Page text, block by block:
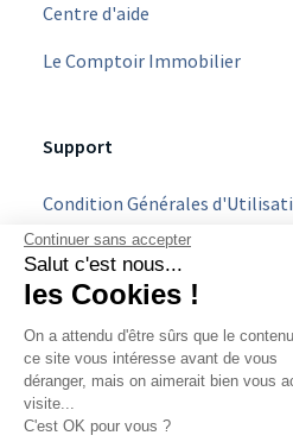
Continuer sans accepter
Salut c'est nous...
les Cookies !
On a attendu d'être sûrs que le
ce site vous intéresse avant de vous
déranger, mais on aimerait bien vous
visite...
C'est OK pour vous ?
Centre d'aide
Le Comptoir Immobilier
Support
Condition Générales
Mentions légales
Politique Vie Privée
C.G.U Parrainage
Devenir partenaire